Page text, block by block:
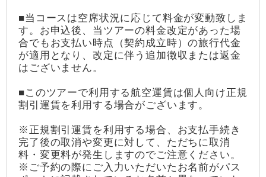
■当コースは空席状況に応じて料金が変動致しま
す。お申込後、当ツアーの料金改定があった場
合でもお支払い時点（契約成立時）の旅行代金
が適用となり、改定に伴う追加徴収または返金
はございません。
■このツアーで利用する航空運賃は個人向け正規
割引運賃を利用する場合がございます。
※正規割引運賃を利用する場合、お支払手続き
完了後の取消や変更に対して、ただちに取消
料・変更料が発生しますのでご注意ください。
※ご予約の際にご入力いただいたお名前がパス